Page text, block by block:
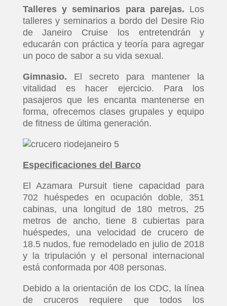
INICIO
PELICULAS
SERIES
TECNOVITOS
Talleres y seminarios para parejas. Los
talleres y seminarios a bordo del Desire Rio
de Janeiro Cruise los entretendrán y
educarán con práctica y teoría para agregar
un poco de sabor a su vida sexual.
Gimnasio. El secreto para mantener la
vitalidad es hacer ejercicio. Para los
pasajeros que les encanta mantenerse en
forma, ofrecemos clases grupales y equipo
de fitness de última generación.
Especificaciones del Barco
El Azamara Pursuit tiene capacidad para
702 huéspedes en ocupación doble, 351
cabinas, una longitud de 180 metros, 25
metros de ancho, tiene 8 cubiertas para
huéspedes, una velocidad de crucero de
18.5 nudos, fue remodelado en julio de 2018
y la tripulación y el personal internacional
está conformada por 408 personas.
Debido a la orientación de los CDC, la línea
de cruceros requiere que todos los